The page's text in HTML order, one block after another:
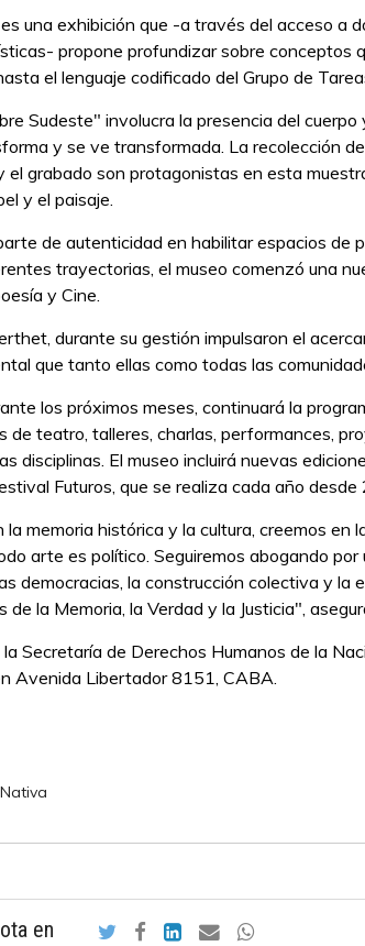
una exhibición que -a través del acceso a
propone profundizar sobre conceptos
el lenguaje codificado del Grupo de
Sudeste" involucra la presencia del
y se ve transformada. La recolección
el grabado son protagonistas en esta
y el paisaje.
de autenticidad en habilitar espacios de
trayectorias, el museo comenzó una
y Cine.
durante su gestión impulsaron el
que tanto ellas como todas las
los próximos meses, continuará la
de teatro, talleres, charlas, performances,
disciplinas. El museo incluirá nuevas
Futuros, que se realiza cada año
la memoria histórica y la cultura, creemos
arte es político. Seguiremos abogando
democracias, la construcción colectiva y la
de la Memoria, la Verdad y la Justicia",
Secretaría de Derechos Humanos de la
Avenida Libertador 8151, CABA.
en